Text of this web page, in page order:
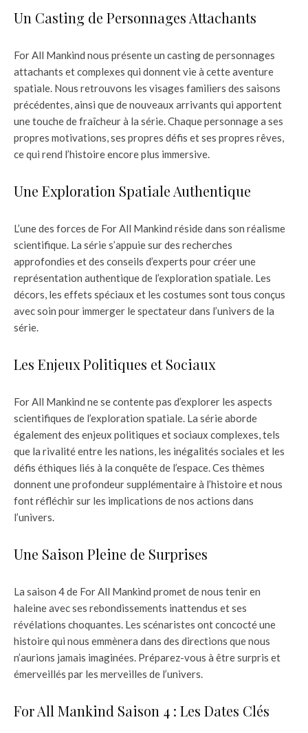
Un Casting de Personnages Attachants
For All Mankind nous présente un casting de personnages
attachants et complexes qui donnent vie à cette aventure
spatiale. Nous retrouvons les visages familiers des saisons
précédentes, ainsi que de nouveaux arrivants qui apportent
une touche de fraîcheur à la série. Chaque personnage a ses
propres motivations, ses propres défis et ses propres rêves,
ce qui rend l’histoire encore plus immersive.
Une Exploration Spatiale Authentique
L’une des forces de For All Mankind réside dans son réalisme
scientifique. La série s’appuie sur des recherches
approfondies et des conseils d’experts pour créer une
représentation authentique de l’exploration spatiale. Les
décors, les effets spéciaux et les costumes sont tous conçus
avec soin pour immerger le spectateur dans l’univers de la
série.
Les Enjeux Politiques et Sociaux
For All Mankind ne se contente pas d’explorer les aspects
scientifiques de l’exploration spatiale. La série aborde
également des enjeux politiques et sociaux complexes, tels
que la rivalité entre les nations, les inégalités sociales et les
défis éthiques liés à la conquête de l’espace. Ces thèmes
donnent une profondeur supplémentaire à l’histoire et nous
font réfléchir sur les implications de nos actions dans
l’univers.
Une Saison Pleine de Surprises
La saison 4 de For All Mankind promet de nous tenir en
haleine avec ses rebondissements inattendus et ses
révélations choquantes. Les scénaristes ont concocté une
histoire qui nous emmènera dans des directions que nous
n’aurions jamais imaginées. Préparez-vous à être surpris et
émerveillés par les merveilles de l’univers.
For All Mankind Saison 4 : Les Dates Clés